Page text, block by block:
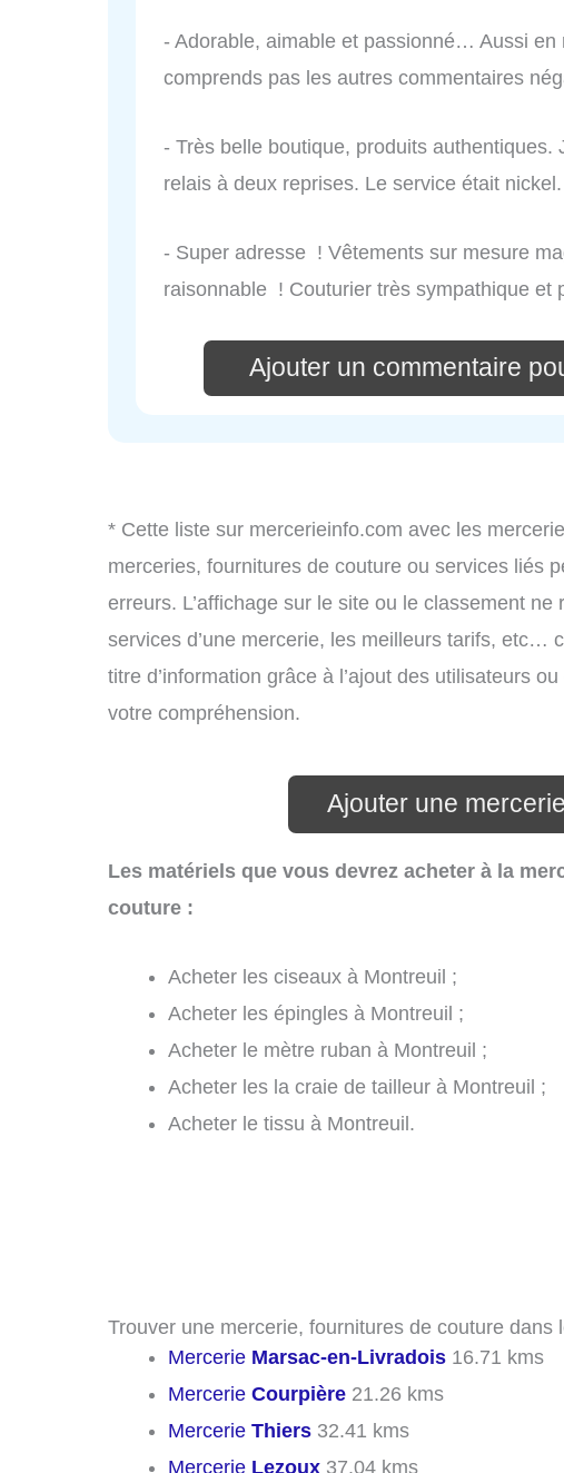
- Adorable, aimable et passionné… Aussi
comprends pas les autres commentaires
- Très belle boutique, produits authentiques.
relais à deux reprises. Le service était nickel.
- Super adresse ! Vêtements sur mesure
raisonnable ! Couturier très sympathique et
Ajouter un commentaire
* Cette liste sur mercerieinfo.com avec les
merceries, fournitures de couture ou services liés
erreurs. L’affichage sur le site ou le classement
services d’une mercerie, les meilleurs tarifs, etc…
titre d’information grâce à l’ajout des utilisateurs
votre compréhension.
Ajouter une
Les matériels que vous devrez acheter à la
couture :
Acheter les ciseaux à Montreuil ;
Acheter les épingles à Montreuil ;
Acheter le mètre ruban à Montreuil ;
Acheter les la craie de tailleur à Montreuil ;
Acheter le tissu à Montreuil.
Trouver une mercerie, fournitures de couture dans
Mercerie Marsac-en-Livradois 16.71 kms
Mercerie Courpière 21.26 kms
Mercerie Thiers 32.41 kms
Mercerie Lezoux 37.04 kms